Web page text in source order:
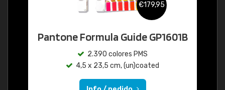
€179,95
Pantone Formula Guide GP1601B
2.390 colores PMS
4,5 x 23,5 cm, (un)coated